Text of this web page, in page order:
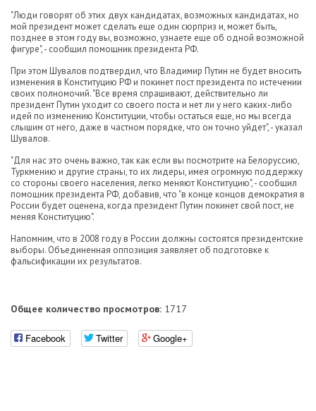
"Люди говорят об этих двух кандидатах, возможных кандидатах, но
мой президент может сделать еще один сюрприз и, может быть,
позднее в этом году вы, возможно, узнаете еще об одной возможной
фигуре", - сообщил помощник президента РФ.
При этом Шувалов подтвердил, что Владимир Путин не будет вносить
изменения в Конституцию РФ и покинет пост президента по истечении
своих полномочий. "Все время спрашивают, действительно ли
президент Путин уходит со своего поста и нет ли у него каких-либо
идей по изменению Конституции, чтобы остаться еще, но мы всегда
слышим от него, даже в частном порядке, что он точно уйдет", - указал
Шувалов.
"Для нас это очень важно, так как если вы посмотрите на Белоруссию,
Туркмению и другие страны, то их лидеры, имея огромную поддержку
со стороны своего населения, легко меняют Конституцию", - сообщил
помощник президента РФ, добавив, что "в конце концов демократия в
России будет оценена, когда президент Путин покинет свой пост, не
меняя Конституцию".
Напомним, что в 2008 году в России должны состоятся президентские
выборы. Объединенная оппозиция заявляет об подготовке к
фальсификации их результатов.
Общее количество просмотров: 1717
Facebook Twitter Google+